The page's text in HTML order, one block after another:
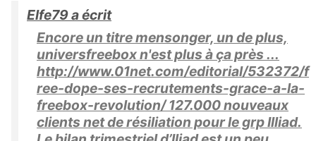
Elfe79 a écrit
Encore un titre mensonger, un de plus,
universfreebox n'est plus à ça près ...
http://www.01net.com/editorial/532372/f
ree-dope-ses-recrutements-grace-a-la-
freebox-revolution/ 127.000 nouveaux
clients net de résiliation pour le grp Illiad.